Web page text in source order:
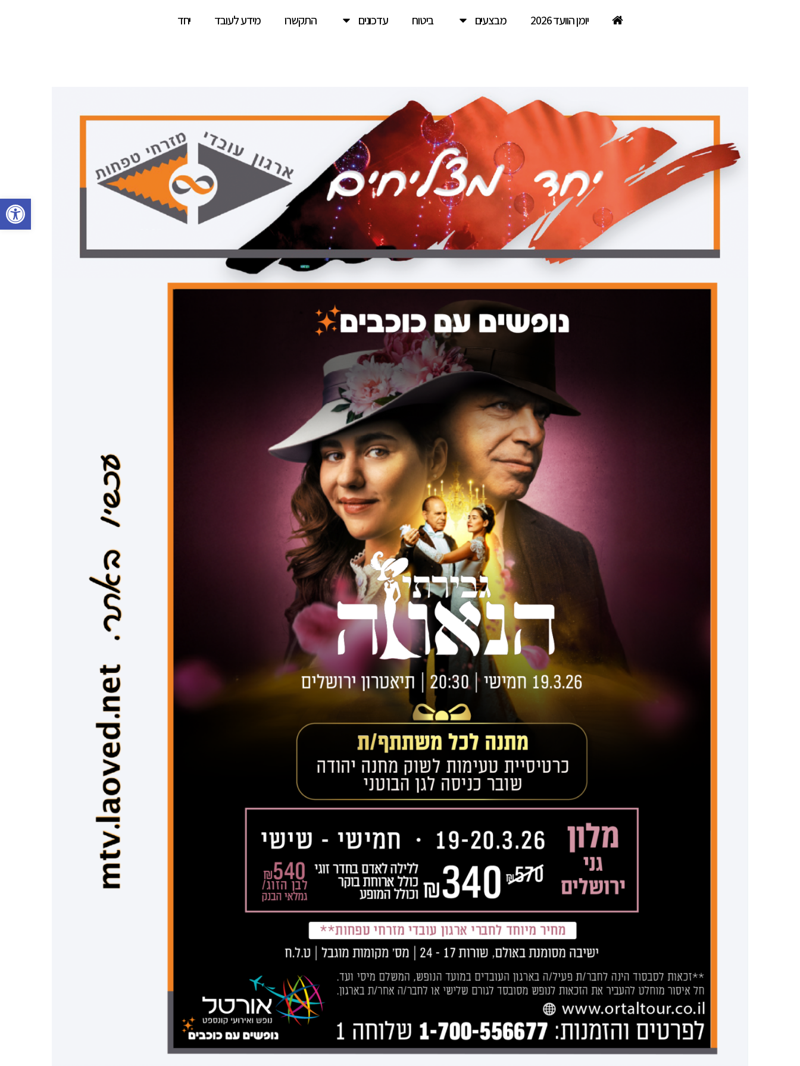
פתח
יומן הוועד 2026 מבצעים ביטוח עדכונים התקשרו מידע לעובד יחד